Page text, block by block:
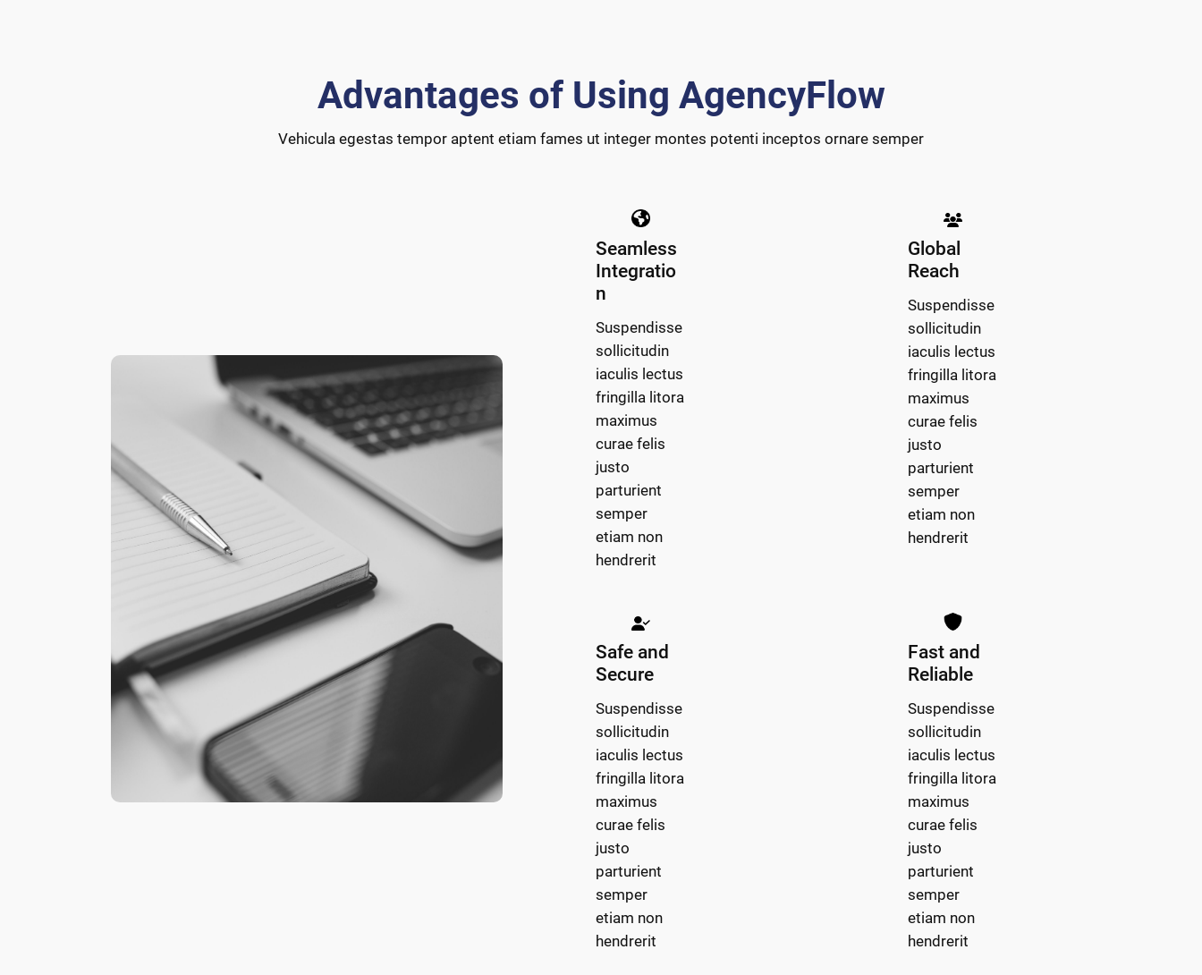
Advantages of Using AgencyFlow
Vehicula egestas tempor aptent etiam fames ut integer montes potenti inceptos ornare semper
Seamless
Integratio
n
Suspendisse
sollicitudin
iaculis lectus
fringilla litora
maximus
curae felis
justo
parturient
semper
etiam non
hendrerit
Global
Reach
Suspendisse
sollicitudin
iaculis lectus
fringilla litora
maximus
curae felis
justo
parturient
semper
etiam non
hendrerit
Safe and
Secure
Suspendisse
sollicitudin
iaculis lectus
fringilla litora
maximus
curae felis
justo
parturient
semper
etiam non
hendrerit
Fast and
Reliable
Suspendisse
sollicitudin
iaculis lectus
fringilla litora
maximus
curae felis
justo
parturient
semper
etiam non
hendrerit